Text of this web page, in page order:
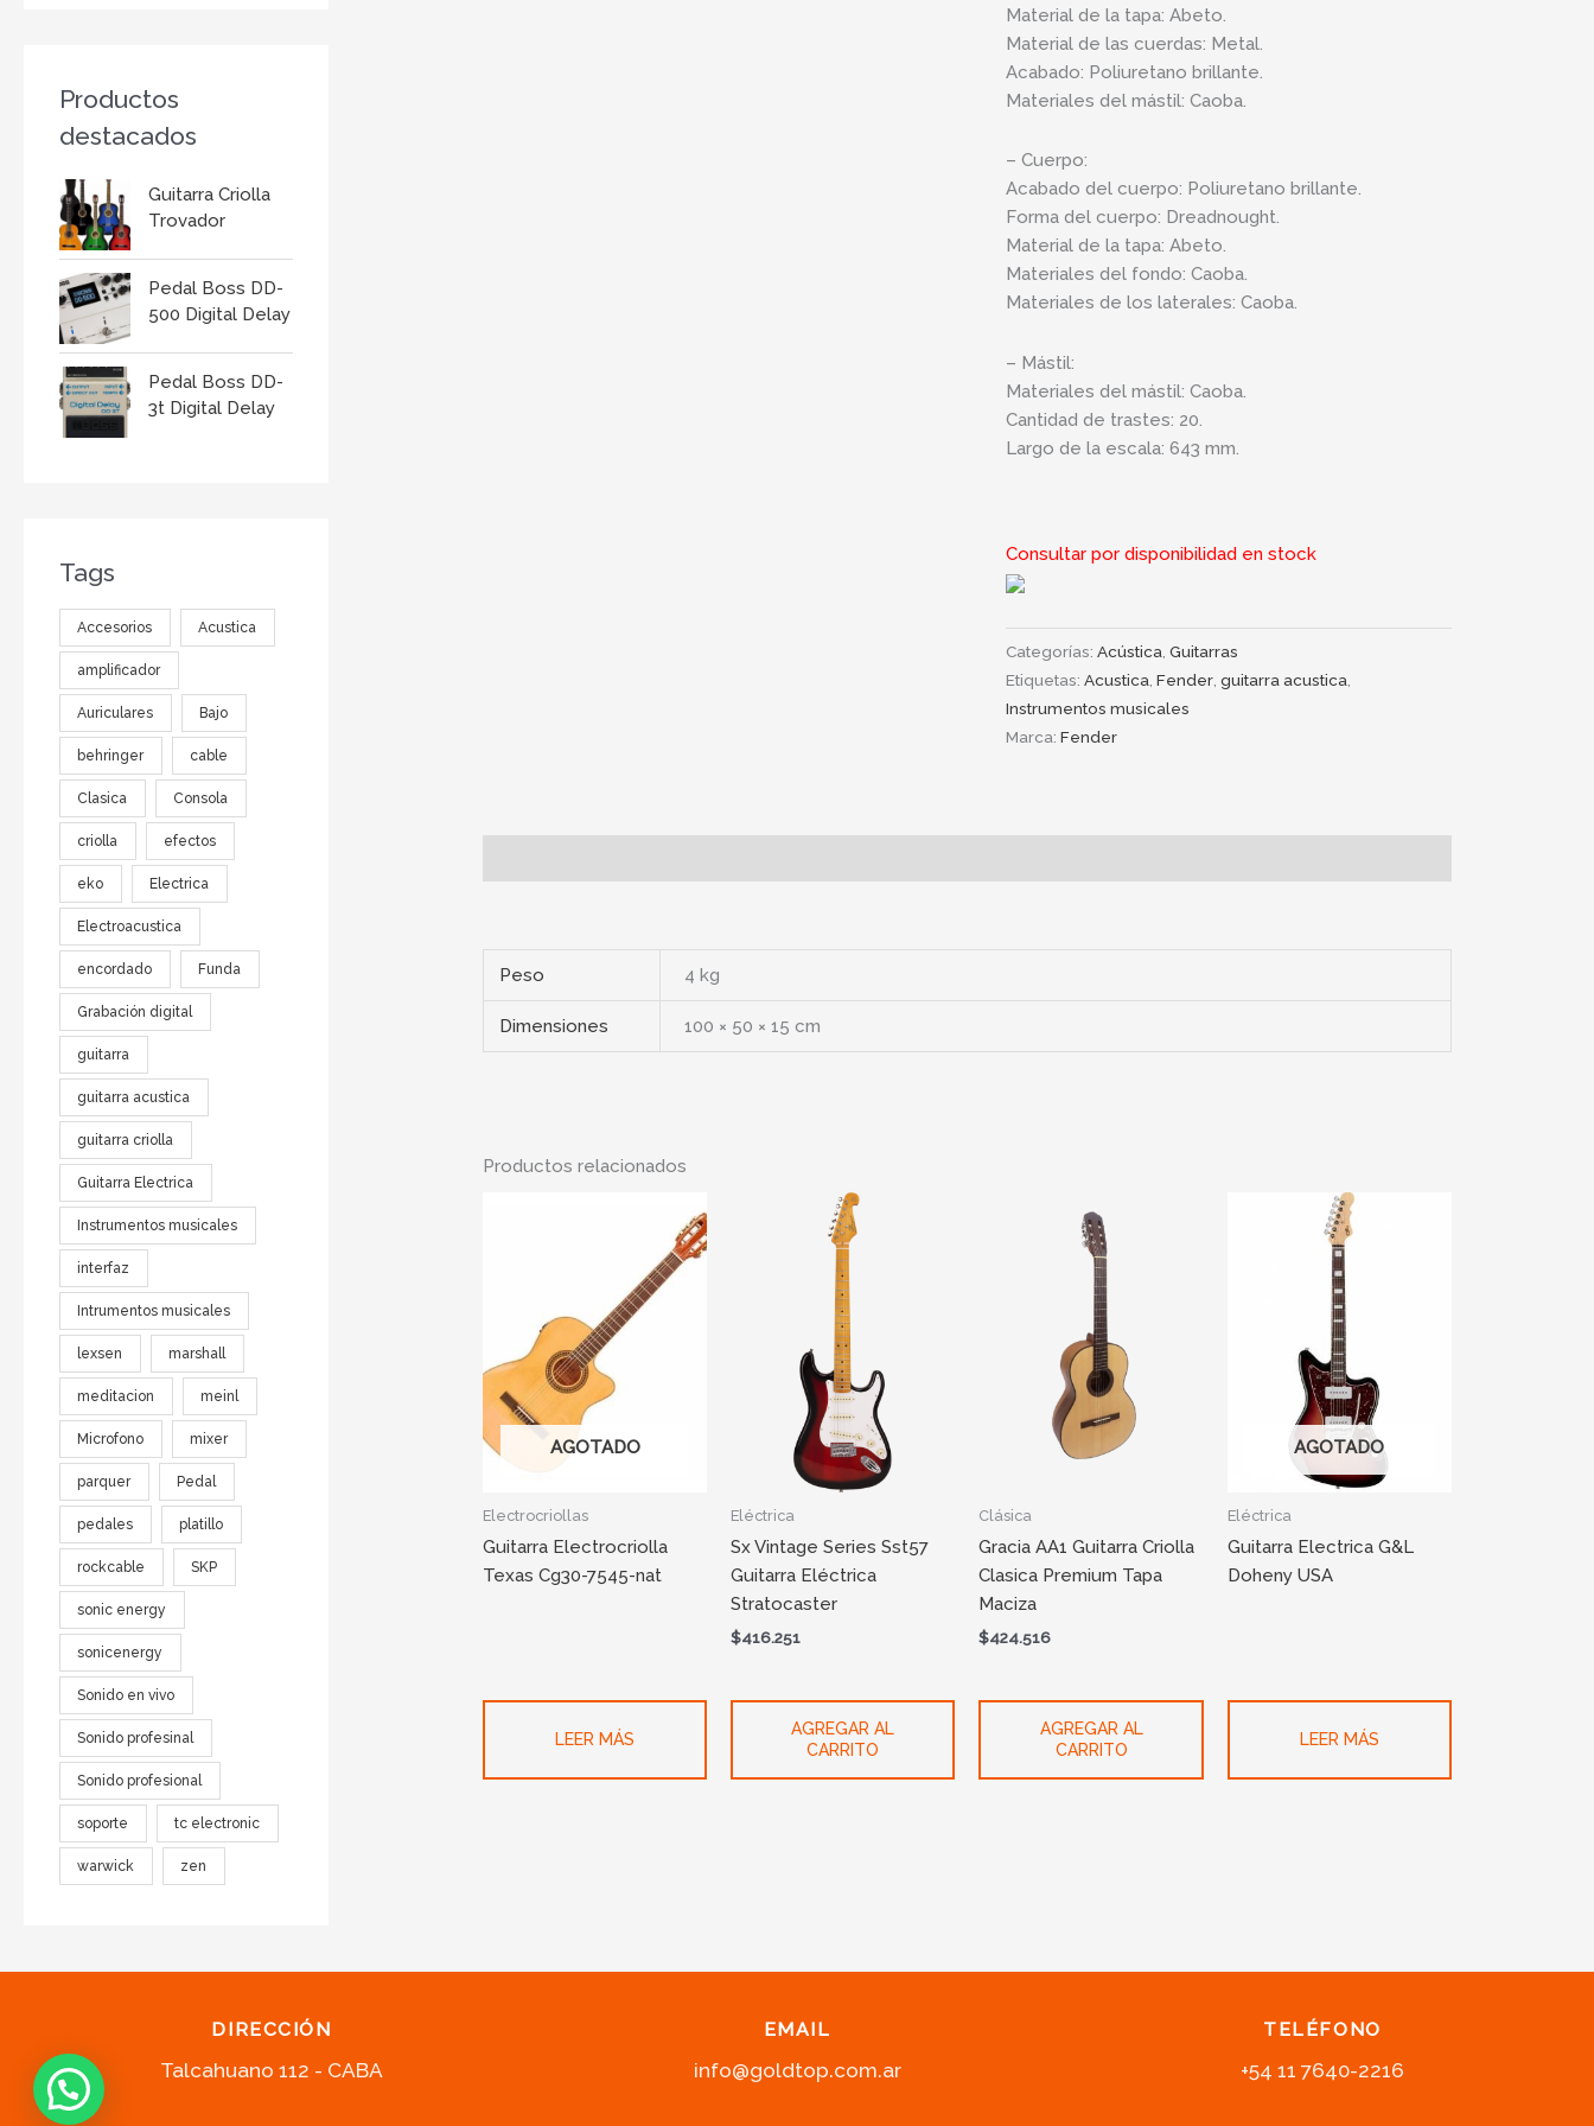
Productos
destacados
Guitarra Criolla
Trovador
Pedal Boss DD-
500 Digital Delay
Pedal Boss DD-
3t Digital Delay
Tags
Accesorios Acustica
amplificador
Auriculares Bajo
behringer cable
Clasica Consola
criolla efectos
eko Electrica
Electroacustica
encordado Funda
Grabación digital
guitarra
guitarra acustica
guitarra criolla
Guitarra Electrica
Instrumentos musicales
interfaz
Intrumentos musicales
lexsen marshall
meditacion meinl
Microfono mixer
parquer Pedal
pedales platillo
rockcable SKP
sonic energy
sonicenergy
Sonido en vivo
Sonido profesinal
Sonido profesional
soporte tc electronic
warwick zen
Material de la tapa: Abeto.
Material de las cuerdas: Metal.
Acabado: Poliuretano brillante.
Materiales del mástil: Caoba.
– Cuerpo:
Acabado del cuerpo: Poliuretano brillante.
Forma del cuerpo: Dreadnought.
Material de la tapa: Abeto.
Materiales del fondo: Caoba.
Materiales de los laterales: Caoba.
– Mástil:
Materiales del mástil: Caoba.
Cantidad de trastes: 20.
Largo de la escala: 643 mm.
Consultar por disponibilidad en stock
Categorías:Acústica ,Guitarras
Etiquetas:Acustica ,Fender ,guitarra acustica
Instrumentos musicales
Marca:Fender
Peso 4 kg
Dimensiones 100 × 50 × 15 cm
Productos relacionados
AGOTADO
Electrocriollas
Guitarra Electrocriolla
Texas Cg30-7545-nat
LEER MÁS
Eléctrica
Sx Vintage Series Sst57
Guitarra Eléctrica
Stratocaster
$416.251
AGREGAR AL
CARRITO
Clásica
Gracia AA1 Guitarra Criolla
Clasica Premium Tapa
Maciza
$424.516
AGREGAR AL
CARRITO
AGOTADO
Eléctrica
Guitarra Electrica G&L
Doheny USA
LEER MÁS
DIRECCIÓN
Talcahuano 112 - CABA
EMAIL
info@goldtop.com.ar
TELÉFONO
+54 11 7640-2216